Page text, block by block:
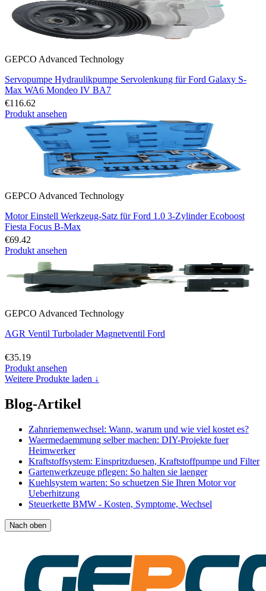
GEPCO Advanced Technology
Servopumpe Hydraulikpumpe Servolenkung für Ford Galaxy S-
Max WA6 Mondeo IV BA7
€116.62
Produkt ansehen
GEPCO Advanced Technology
Motor Einstell Werkzeug-Satz für Ford 1.0 3-Zylinder Ecoboost
Fiesta Focus B-Max
€69.42
Produkt ansehen
GEPCO Advanced Technology
AGR Ventil Turbolader Magnetventil Ford
€35.19
Produkt ansehen
Weitere Produkte laden ↓
Blog-Artikel
Zahnriemenwechsel: Wann, warum und wie viel kostet es?
Waermedaemmung selber machen: DIY-Projekte fuer
Heimwerker
Kraftstoffsystem: Einspritzduesen, Kraftstoffpumpe und Filter
Gartenwerkzeuge pflegen: So halten sie laenger
Kuehlsystem warten: So schuetzen Sie Ihren Motor vor
Ueberhitzung
Steuerkette BMW - Kosten, Symptome, Wechsel
Nach oben